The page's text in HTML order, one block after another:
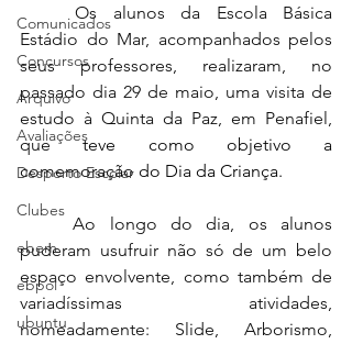
Comunicados
Concursos
Arquivo
Avaliações
Desporto Escolar
Clubes
ebem
ebpol
ubuntu
Os alunos da Escola Básica
Estádio do Mar, acompanhados pelos
seus professores, realizaram, no
passado dia 29 de maio, uma visita de
estudo à Quinta da Paz, em Penafiel,
que teve como objetivo a
comemoração do Dia da Criança.
	Ao longo do dia, os alunos
puderam usufruir não só de um belo
espaço envolvente, como também de
variadíssimas atividades,
nomeadamente: Slide, Arborismo,